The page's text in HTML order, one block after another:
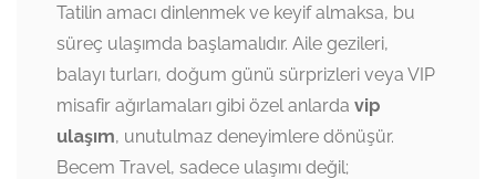
Tatilin amacı dinlenmek ve keyif almaksa, bu
süreç ulaşımda başlamalıdır. Aile gezileri,
balayı turları, doğum günü sürprizleri veya VIP
misafir ağırlamaları gibi özel anlarda vip
ulaşım, unutulmaz deneyimlere dönüşür.
Becem Travel, sadece ulaşımı değil;